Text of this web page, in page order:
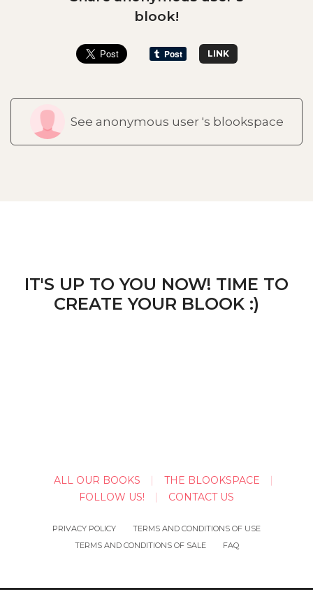
blook!
LINK
See anonymous user 's blookspace
IT'S UP TO YOU NOW! TIME TO
CREATE YOUR BLOOK :)
ALL OUR BOOKS
THE BLOOKSPACE
FOLLOW US!
CONTACT US
PRIVACY POLICY
TERMS AND CONDITIONS OF USE
TERMS AND CONDITIONS OF SALE
FAQ